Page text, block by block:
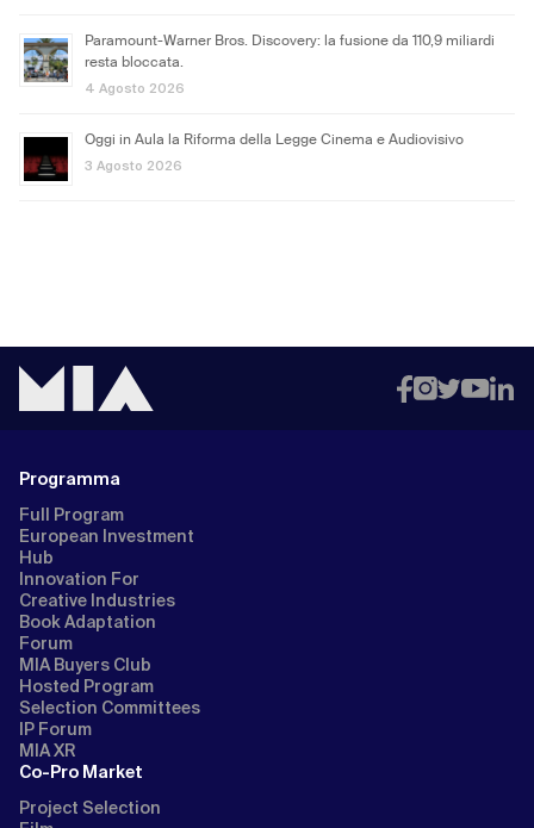
Paramount-Warner Bros. Discovery: la fusione da 110,9 miliardi
resta bloccata.
4 Agosto 2026
Oggi in Aula la Riforma della Legge Cinema e Audiovisivo
3 Agosto 2026
Programma
Full Program
European Investment
Hub
Innovation For
Creative Industries
Book Adaptation
Forum
MIA Buyers Club
Hosted Program
Selection Committees
IP Forum
MIA XR
Co-Pro Market
Project Selection